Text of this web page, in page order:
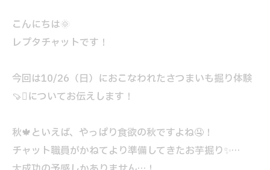
こんにちは🌞
レプタチャットです！
今回は10/26（日）におこなわれたさつまいも掘り体験
🍠🪏についてお伝えします！
秋🍁といえば、やっぱり食欲の秋ですよね🤤！
チャット職員がかねてより準備してきたお芋掘り✨️…